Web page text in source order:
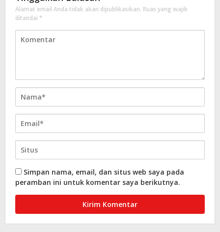
Alamat email Anda tidak akan dipublikasikan. Ruas yang wajib
ditandai *
Simpan nama, email, dan situs web saya pada
peramban ini untuk komentar saya berikutnya.